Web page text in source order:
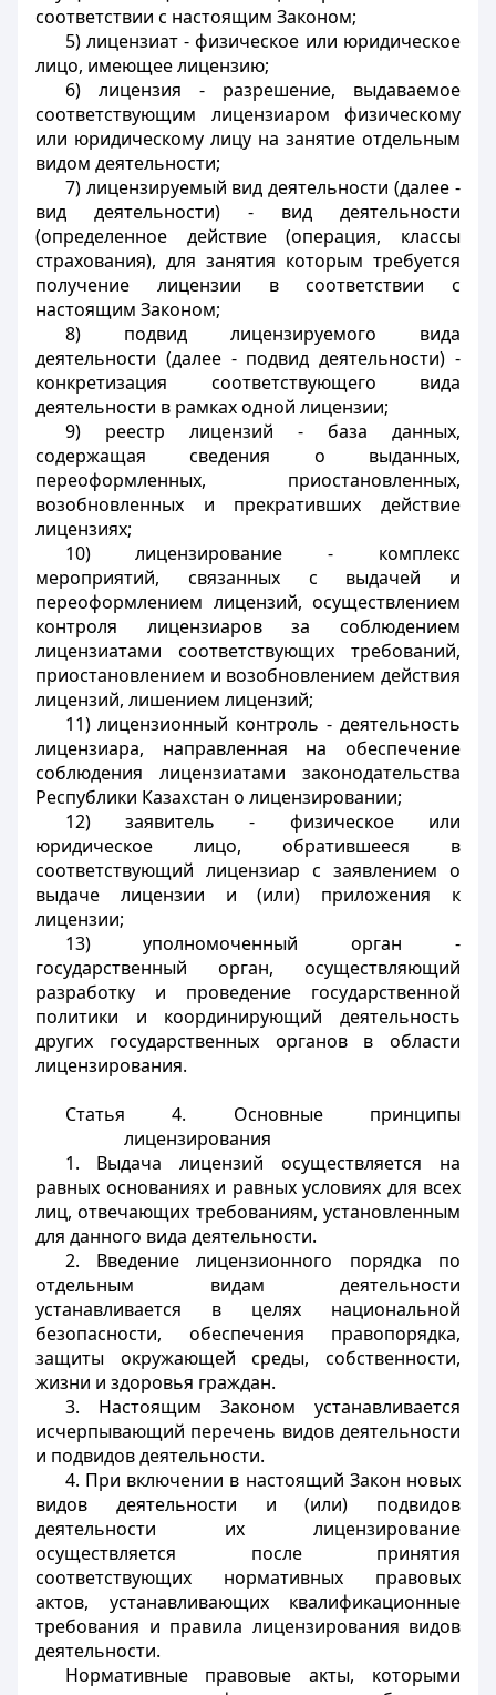
соответствии с настоящим Законом;
5) лицензиат - физическое или юридическое
лицо, имеющее лицензию;
6) лицензия - разрешение, выдаваемое
соответствующим лицензиаром физическому
или юридическому лицу на занятие отдельным
видом деятельности;
7) лицензируемый вид деятельности (далее -
вид деятельности) - вид деятельности
(определенное действие (операция, классы
страхования), для занятия которым требуется
получение лицензии в соответствии с
настоящим Законом;
8) подвид лицензируемого вида
деятельности (далее - подвид деятельности) -
конкретизация соответствующего вида
деятельности в рамках одной лицензии;
9) реестр лицензий - база данных,
содержащая сведения о выданных,
переоформленных, приостановленных,
возобновленных и прекративших действие
лицензиях;
10) лицензирование - комплекс
мероприятий, связанных с выдачей и
переоформлением лицензий, осуществлением
контроля лицензиаров за соблюдением
лицензиатами соответствующих требований,
приостановлением и возобновлением действия
лицензий, лишением лицензий;
11) лицензионный контроль - деятельность
лицензиара, направленная на обеспечение
соблюдения лицензиатами законодательства
Республики Казахстан о лицензировании;
12) заявитель - физическое или
юридическое лицо, обратившееся в
соответствующий лицензиар с заявлением о
выдаче лицензии и (или) приложения к
лицензии;
13) уполномоченный орган -
государственный орган, осуществляющий
разработку и проведение государственной
политики и координирующий деятельность
других государственных органов в области
лицензирования.
Статья 4. Основные принципы
лицензирования
1. Выдача лицензий осуществляется на
равных основаниях и равных условиях для всех
лиц, отвечающих требованиям, установленным
для данного вида деятельности.
2. Введение лицензионного порядка по
отдельным видам деятельности
устанавливается в целях национальной
безопасности, обеспечения правопорядка,
защиты окружающей среды, собственности,
жизни и здоровья граждан.
3. Настоящим Законом устанавливается
исчерпывающий перечень видов деятельности
и подвидов деятельности.
4. При включении в настоящий Закон новых
видов деятельности и (или) подвидов
деятельности их лицензирование
осуществляется после принятия
соответствующих нормативных правовых
актов, устанавливающих квалификационные
требования и правила лицензирования видов
деятельности.
Нормативные правовые акты, которыми